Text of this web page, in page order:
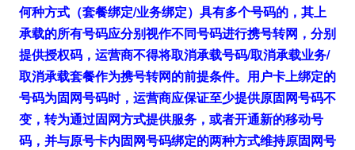
何种方式（套餐绑定/业务绑定）具有多个号码的，其上
承载的所有号码应分别视作不同号码进行携号转网，分别
提供授权码，运营商不得将取消承载号码/取消承载业务/
取消承载套餐作为携号转网的前提条件。用户卡上绑定的
号码为固网号码时，运营商应保证至少提供原固网号码不
变，转为通过固网方式提供服务，或者开通新的移动号
码，并与原号卡内固网号码绑定的两种方式维持原固网号